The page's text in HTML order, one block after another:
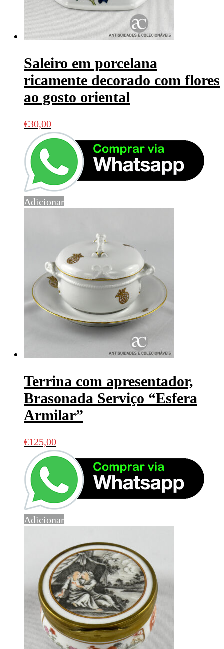
Saleiro em porcelana
ricamente decorado com flores
ao gosto oriental
€30,00
Adicionar
Terrina com apresentador,
Brasonada Serviço “Esfera
Armilar”
€125,00
Adicionar